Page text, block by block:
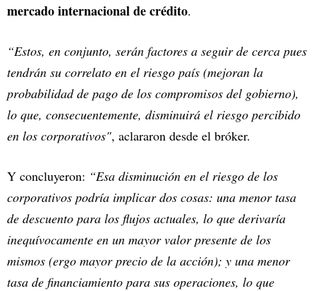
mercado internacional de crédito.
“Estos, en conjunto, serán factores a seguir de cerca pues
tendrán su correlato en el riesgo país (mejoran la
probabilidad de pago de los compromisos del gobierno),
lo que, consecuentemente, disminuirá el riesgo percibido
en los corporativos", aclararon desde el bróker.
Y concluyeron: “Esa disminución en el riesgo de los
corporativos podría implicar dos cosas: una menor tasa
de descuento para los flujos actuales, lo que derivaría
inequívocamente en un mayor valor presente de los
mismos (ergo mayor precio de la acción); y una menor
tasa de financiamiento para sus operaciones, lo que